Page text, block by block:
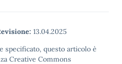
13.04.2025
specificato, questo articolo è
Creative Commons